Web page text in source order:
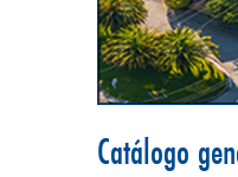
Catálogo